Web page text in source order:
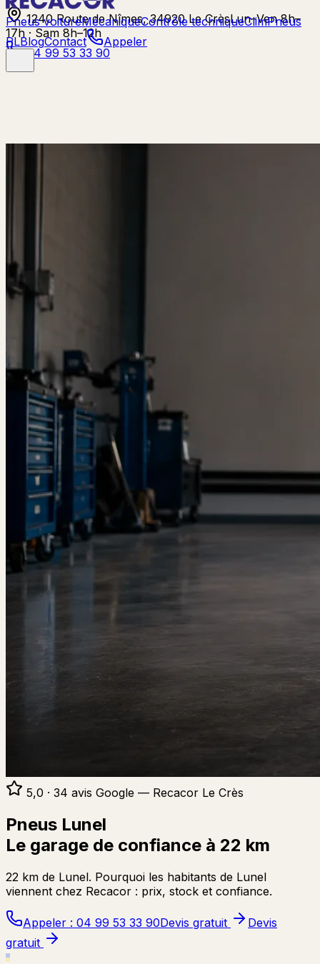
1240 Route de Nîmes, 34920 Le CrèsLun–Ven 8h–
17h · Sam 8h–12h
04 99 53 33 90
Pneus voitureMécaniqueContrôle techniqueClimPneus
PLBlogContact Appeler
5,0 · 34 avis Google — Recacor Le Crès
Pneus Lunel
Le garage de confiance à 22 km
22 km de Lunel. Pourquoi les habitants de Lunel
viennent chez Recacor : prix, stock et confiance.
Appeler : 04 99 53 33 90Devis gratuit
Devis
gratuit